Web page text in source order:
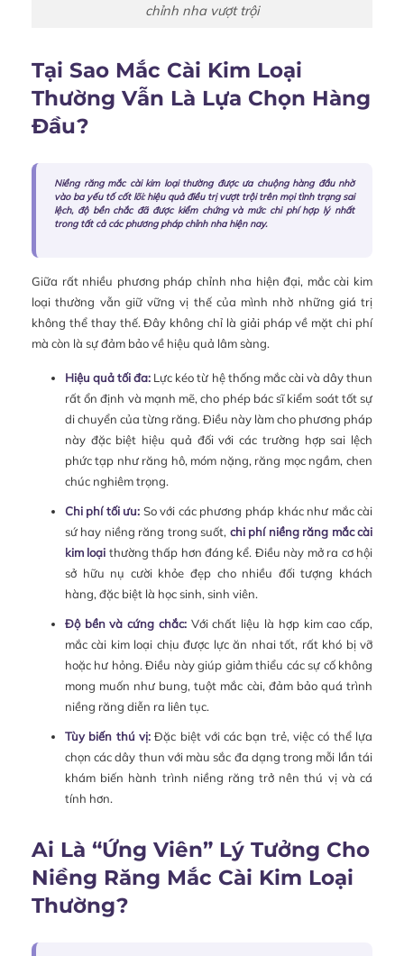
chỉnh nha vượt trội
Tại Sao Mắc Cài Kim Loại
Thường Vẫn Là Lựa Chọn Hàng
Đầu?
Niềng răng mắc cài kim loại thường được ưa chuộng hàng đầu nhờ
vào ba yếu tố cốt lõi: hiệu quả điều trị vượt trội trên mọi tình trạng sai
lệch, độ bền chắc đã được kiểm chứng và mức chi phí hợp lý nhất
trong tất cả các phương pháp chỉnh nha hiện nay.
Giữa rất nhiều phương pháp chỉnh nha hiện đại, mắc cài kim
loại thường vẫn giữ vững vị thế của mình nhờ những giá trị
không thể thay thế. Đây không chỉ là giải pháp về mặt chi phí
mà còn là sự đảm bảo về hiệu quả lâm sàng.
Hiệu quả tối đa: Lực kéo từ hệ thống mắc cài và dây thun
rất ổn định và mạnh mẽ, cho phép bác sĩ kiểm soát tốt sự
di chuyển của từng răng. Điều này làm cho phương pháp
này đặc biệt hiệu quả đối với các trường hợp sai lệch
phức tạp như răng hô, móm nặng, răng mọc ngầm, chen
chúc nghiêm trọng.
Chi phí tối ưu: So với các phương pháp khác như mắc cài
sứ hay niềng răng trong suốt, chi phí niềng răng mắc cài
kim loại thường thấp hơn đáng kể. Điều này mở ra cơ hội
sở hữu nụ cười khỏe đẹp cho nhiều đối tượng khách
hàng, đặc biệt là học sinh, sinh viên.
Độ bền và cứng chắc:Với chất liệu là hợp kim cao cấp,
mắc cài kim loại chịu được lực ăn nhai tốt, rất khó bị vỡ
hoặc hư hỏng. Điều này giúp giảm thiểu các sự cố không
mong muốn như bung, tuột mắc cài, đảm bảo quá trình
niềng răng diễn ra liên tục.
Tùy biến thú vị:Đặc biệt với các bạn trẻ, việc có thể lựa
chọn các dây thun với màu sắc đa dạng trong mỗi lần tái
khám biến hành trình niềng răng trở nên thú vị và cá
tính hơn.
Ai Là “Ứng Viên” Lý Tưởng Cho
Niềng Răng Mắc Cài Kim Loại
Thường?